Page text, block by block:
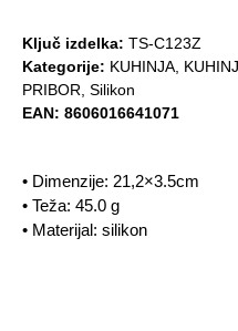
Ključ izdelka: TS-C123Z
Kategorije: KUHINJA
PRIBOR Silikon
EAN: 8606016641071
• Dimenzije: 21,2×3.5cm
• Teža: 45.0 g
• Materijal: silikon